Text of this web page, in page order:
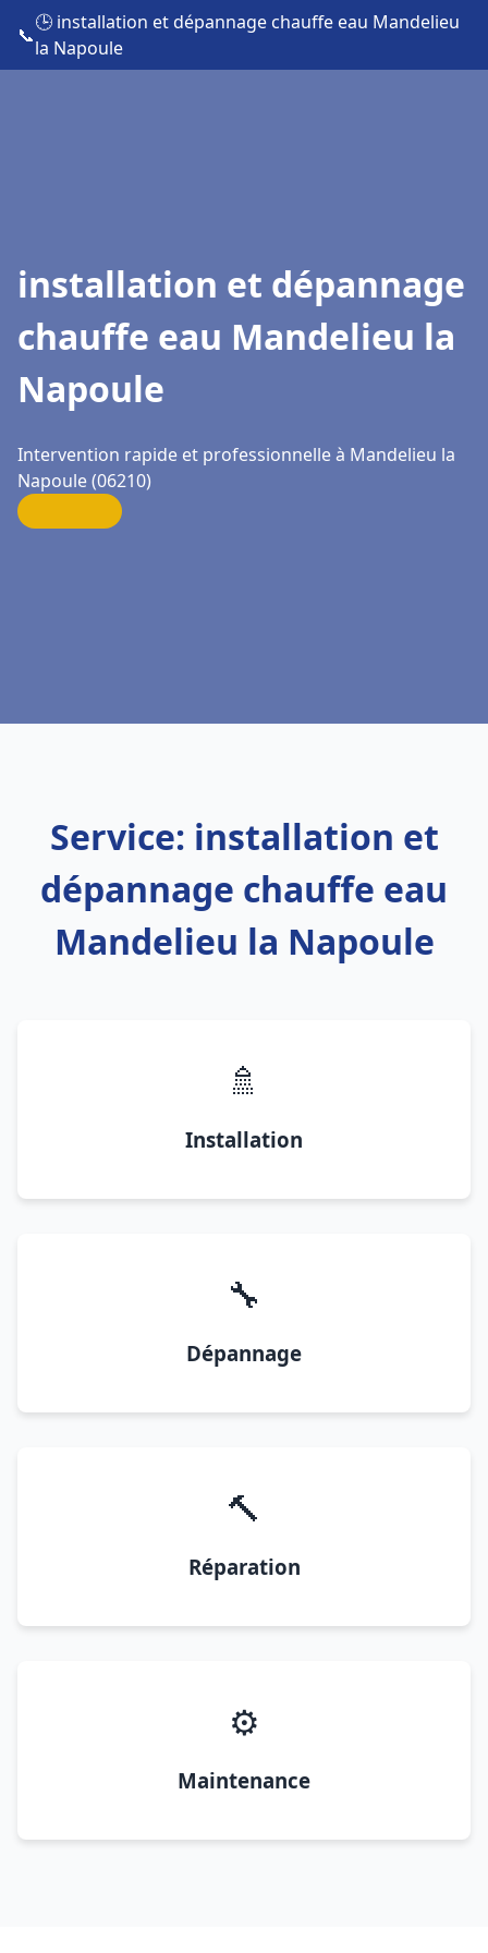
📞
🕒 installation et dépannage chauffe eau Mandelieu
la Napoule
installation et dépannage
chauffe eau Mandelieu la
Napoule
Intervention rapide et professionnelle à Mandelieu la
Napoule (06210)
Service: installation et
dépannage chauffe eau
Mandelieu la Napoule
🚿
Installation
🔧
Dépannage
🔨
Réparation
⚙️
Maintenance